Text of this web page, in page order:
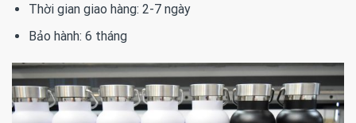
Thời gian giao hàng: 2-7 ngày
Bảo hành: 6 tháng